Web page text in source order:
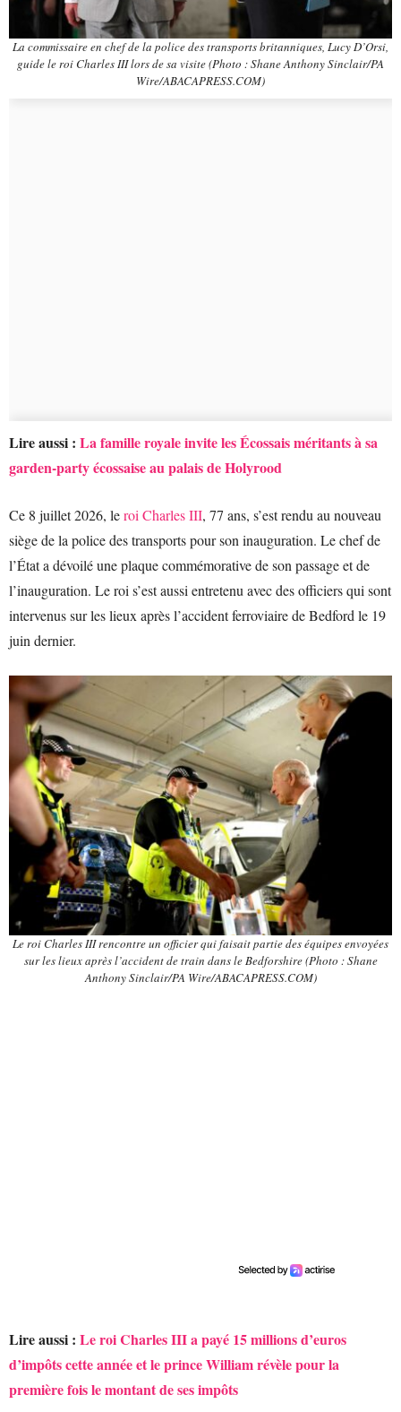
La commissaire en chef de la police des transports britanniques, Lucy D’Orsi,
guide le roi Charles III lors de sa visite (Photo : Shane Anthony Sinclair/PA
Wire/ABACAPRESS.COM)
Lire aussi : La famille royale invite les Écossais méritants à sa
garden-party écossaise au palais de Holyrood
Ce 8 juillet 2026, leroi Charles III, 77 ans, s’est rendu au nouveau
siège de la police des transports pour son inauguration. Le chef de
l’État a dévoilé une plaque commémorative de son passage et de
l’inauguration. Le roi s’est aussi entretenu avec des officiers qui sont
intervenus sur les lieux après l’accident ferroviaire de Bedford le 19
juin dernier.
Le roi Charles III rencontre un officier qui faisait partie des équipes envoyées
sur les lieux après l’accident de train dans le Bedforshire (Photo : Shane
Anthony Sinclair/PA Wire/ABACAPRESS.COM)
Lire aussi : Le roi Charles III a payé 15 millions d’euros
d’impôts cette année et le prince William révèle pour la
première fois le montant de ses impôts